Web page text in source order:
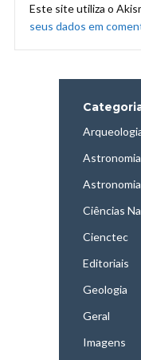
Este site utiliza o
seus dados em
Astronomia
Ciências
Cienctec
Editoriais
Geologia
Geral
Imagens